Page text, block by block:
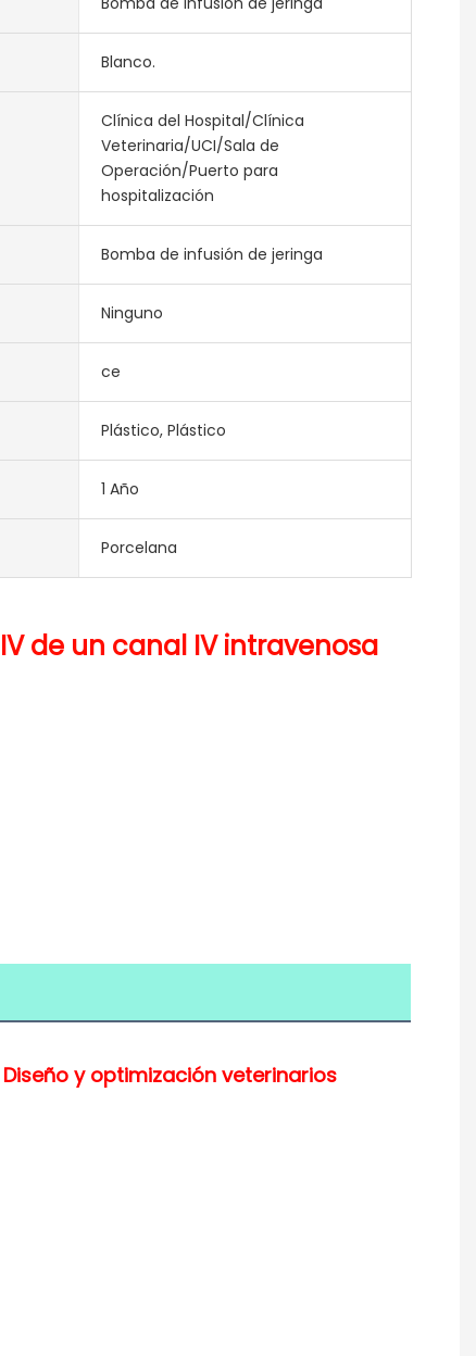
Blanco.
Clínica del Hospital/Clínica
Veterinaria/UCI/Sala de
Operación/Puerto para
hospitalización
Bomba de infusión de jeringa
Ninguno
ce
Plástico, Plástico
1 Año
Porcelana
de un canal IV intravenosa
y optimización veterinarios